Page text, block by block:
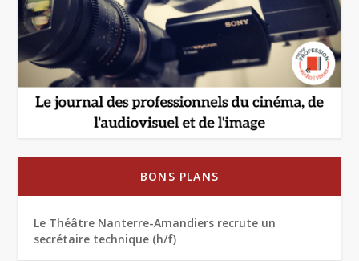
BONS PLANS
Le Théâtre Nanterre-Amandiers recrute un
secrétaire technique (h/f)